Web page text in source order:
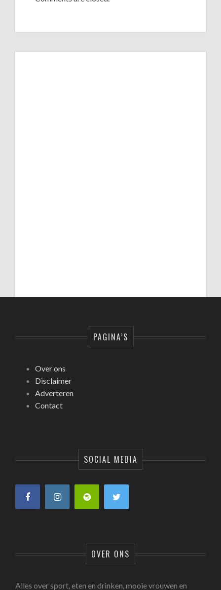
PAGINA’S
Over ons
Disclaimer
Adverteren
Contact
SOCIAL MEDIA
OVER ONS
Alles over sport, eten en drinken, mooie vrouwen en